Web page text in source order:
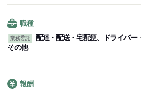
帰宅
～働きやすいポイント～
専用アプリから配送先を確認できるので、
配送場所をその都度調べなくてOK
1週間毎での提出
■連休も取得可能
職種
業務委託
配達・配送・宅配便、ドライバー
その他
報酬